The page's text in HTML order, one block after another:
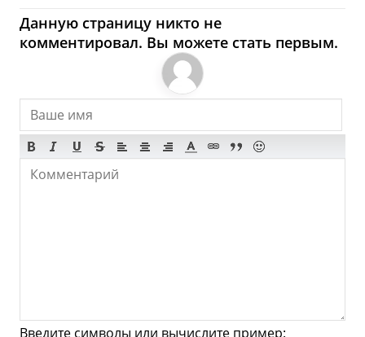
Норт-Ванкувер - Где
купить? Магазины,
Шоппинг
Продукты
Булочные
Супермаркеты
Данную страницу никто не
комментировал. Вы можете стать первым.
Введите символы или вычислите пример: